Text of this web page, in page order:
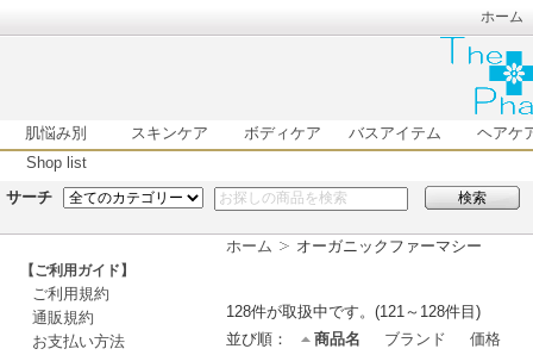
ホーム
肌悩み別 スキンケア ボディケア バスアイテム
ヘアケ
Shop list
サーチ
検索
ホーム オーガニックファーマシー
128件が取扱中です。(121～128件目)
並び順：
商品名 ブランド
価格
【ご利用ガイド】
ご利用規約
通販規約
お支払い方法